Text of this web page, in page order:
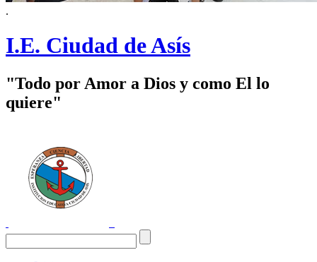
.
I.E. Ciudad de Asís
"Todo por Amor a Dios y como El lo
quiere"